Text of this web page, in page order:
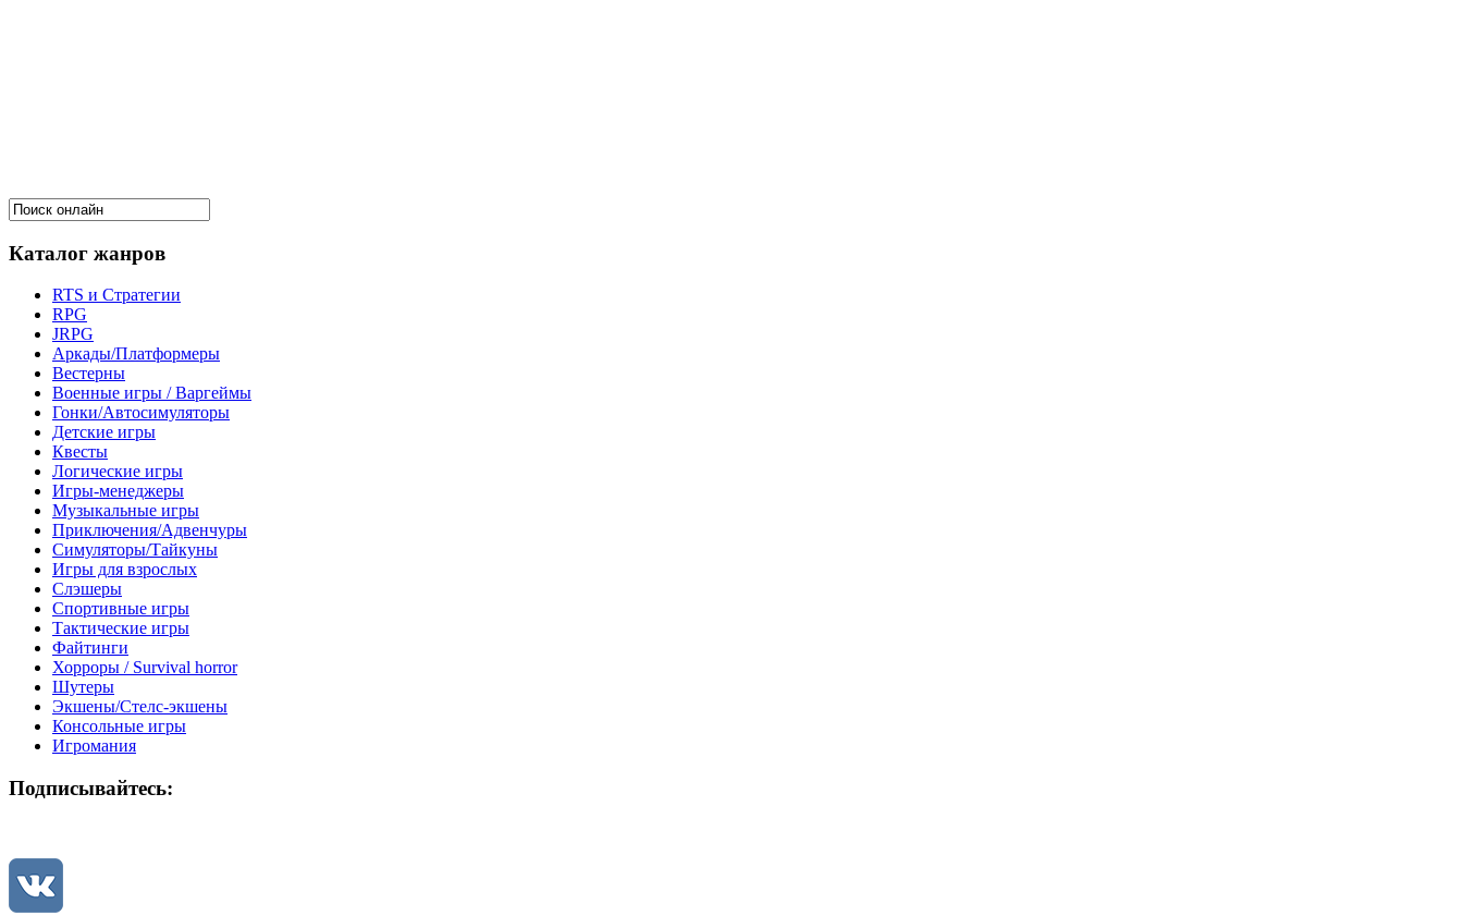
Каталог жанров
RTS и Стратегии
RPG
JRPG
Аркады/Платформеры
Вестерны
Военные игры / Варгеймы
Гонки/Автосимуляторы
Детские игры
Квесты
Логические игры
Игры-менеджеры
Музыкальные игры
Приключения/Адвенчуры
Симуляторы/Тайкуны
Игры для взрослых
Слэшеры
Спортивные игры
Тактические игры
Файтинги
Хорроры / Survival horror
Шутеры
Экшены/Стелс-экшены
Консольные игры
Игромания
Подписывайтесь: